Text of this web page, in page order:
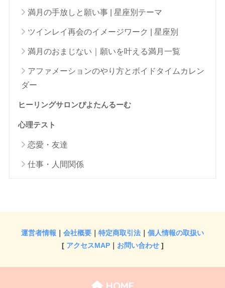
満月の手放しと願い事 | 星座別テーマ
ツインレイ再会のイメージワーク | 星座別
満月のおまじない｜願いを叶える満月一覧
アファメーションのやり方とボイドタイムカレン
ダー
ヒーリングサロンぴよたんるーむ
心理テスト
恋愛・友達
仕事・人間関係
運営者情報 会社概要 特定商取引法
個人情報の取扱い
[ アクセスMAP｜ お問い合わせ]